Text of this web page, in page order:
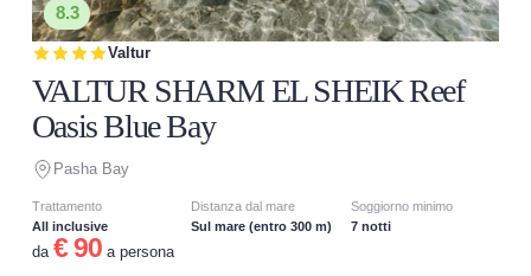
8.3
Valtur
VALTUR SHARM EL SHEIK Reef
Oasis Blue Bay
Pasha Bay
Trattamento
All inclusive
Distanza dal mare
Sul mare (entro 300 m)
Soggiorno minimo
7 notti
da € 90 a persona